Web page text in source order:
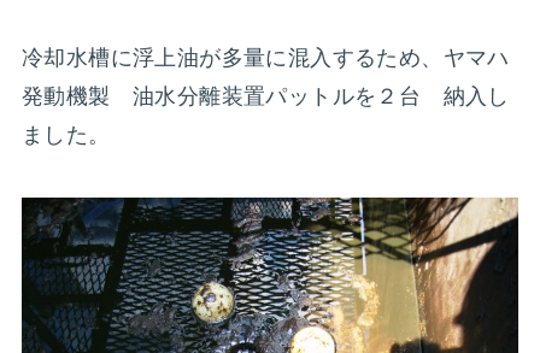
冷却水槽に浮上油が多量に混入するため、ヤマハ
発動機製 油水分離装置パットルを２台 納入し
ました。